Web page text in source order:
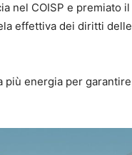
nel COISP e premiato il
effettiva dei diritti delle
più energia per garantire